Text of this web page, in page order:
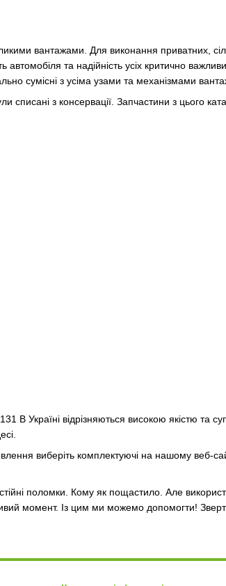
вантажами. Для виконання приватних,
та надійність усіх критично
сумісні з усіма узами та механізмами
з консервації. Запчастини з цього
В Україні відрізняються високою якістю та
виберіть комплектуючі на нашому веб-
поломки. Кому як пощастило. Але
момент. Із цим ми можемо допомогти!